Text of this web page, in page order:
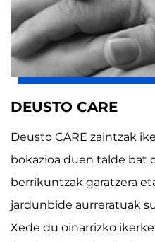
DEUSTO CARE
Deusto CARE zaintzak
bokazioa duen talde bat
berrikuntzak garatzera
jardunbide aurreratuak
Xede du oinarrizko